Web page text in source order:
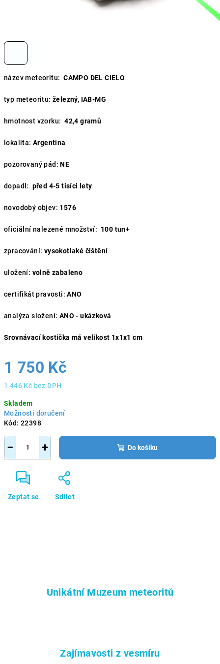
název meteoritu: CAMPO DEL CIELO
typ meteoritu: železný, IAB-MG
hmotnost vzorku: 42,4 gramů
lokalita: Argentina
pozorovaný pád:NE
dopadl: před 4-5 tisíci lety
novodobý objev: 1576
oficiální nalezené množství: 100 tun+
zpracování: vysokotlaké čištění
uložení: volně zabaleno
certifikát pravosti: ANO
analýza složení: ANO - ukázková
Srovnávací kostička má velikost 1x1x1 cm
1 750 Kč
1 446 Kč bez DPH
cena:
Skladem
Možnosti doručení
Kód: 22398
+
− Do košíku
Zeptat se Sdílet
Unikátní Muzeum meteoritů
Zajímavosti z vesmíru